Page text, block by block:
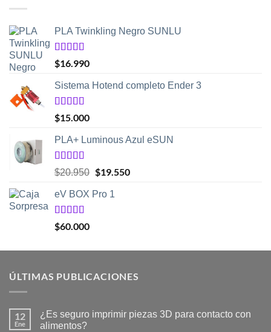
hasta
$39.950
PLA Twinkling Negro SUNLU
Valorado
con
5
$16.990
Sistema Hotend completo Ender 3
Valorado
con
5
$15.000
PLA+ Luminous Azul eSUN
Valorado
con
de
$20.950 El
original
$19.550El
eV BOX Pro 1
Valorado
con
$60.000
ÚLTIMAS PUBLICACIONES
12
Ene
¿Es seguro imprimir piezas 3D para contacto con
alimentos?